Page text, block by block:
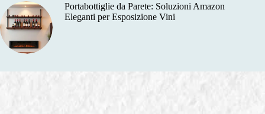
Portabottiglie da Parete: Soluzioni Amazon
Eleganti per Esposizione Vini